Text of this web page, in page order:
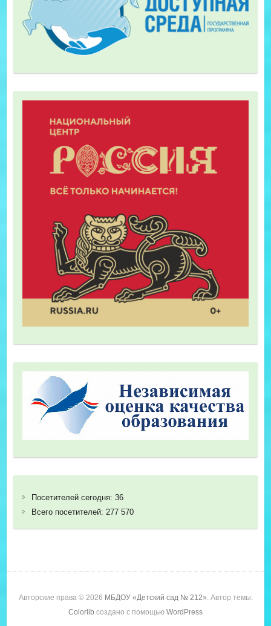
Посетителей сегодня: 36
Всего посетителей: 277 570
Авторские права © 2026 МБДОУ «Детский сад № 212». Автор темы:
Colorlib создано с помощью WordPress